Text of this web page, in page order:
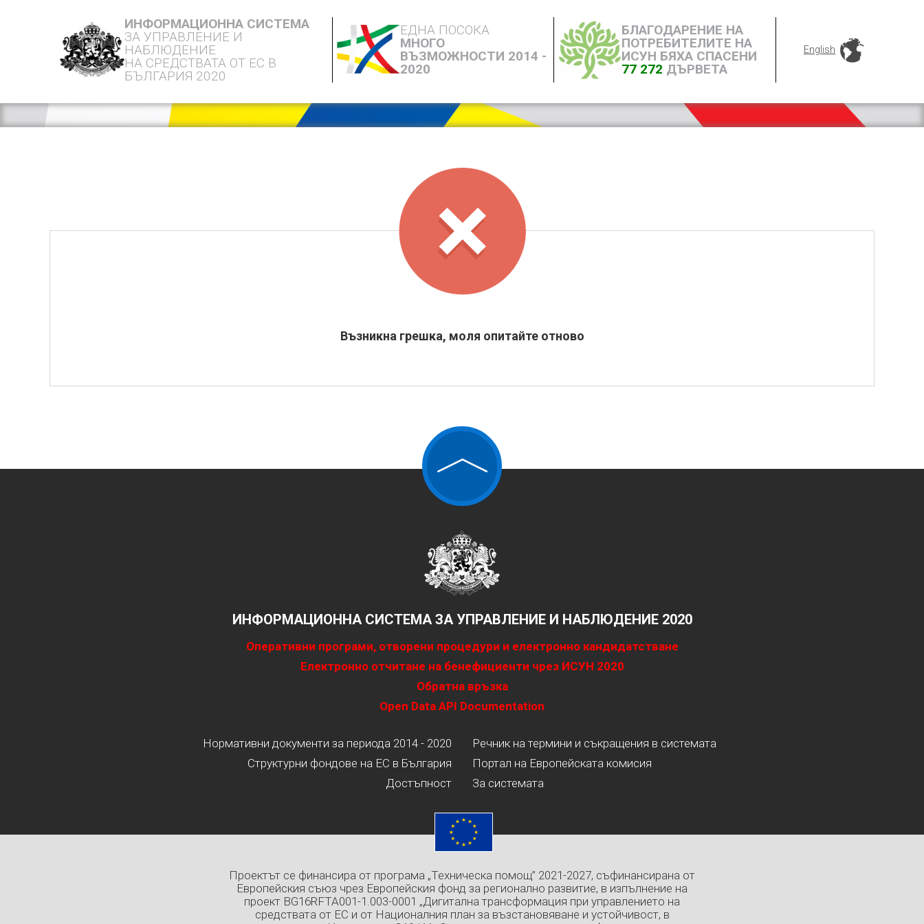
ИНФОРМАЦИОННА СИСТЕМА
ЗА УПРАВЛЕНИЕ И
НАБЛЮДЕНИЕ
НА СРЕДСТВАТА ОТ ЕС В
БЪЛГАРИЯ 2020
ЕДНА ПОСОКА
МНОГО
ВЪЗМОЖНОСТИ 2014 -
2020
БЛАГОДАРЕНИЕ НА
ПОТРЕБИТЕЛИТЕ НА
ИСУН БЯХА СПАСЕНИ
77 272 ДЪРВЕТА
English
Възникна грешка, моля опитайте отново
ИНФОРМАЦИОННА СИСТЕМА ЗА УПРАВЛЕНИЕ И НАБЛЮДЕНИЕ 2020
Оперативни програми, отворени процедури и електронно кандидатстване
Електронно отчитане на бенефициенти чрез ИСУН 2020
Обратна връзка
Open Data API Documentation
Нормативни документи за периода 2014 - 2020
Структурни фондове на ЕС в България
Достъпност
Речник на термини и съкращения в системата
Портал на Европейската комисия
За системата
Проектът се финансира от програма „Техническа помощ” 2021-2027, съфинансирана от
Европейския съюз чрез Европейския фонд за регионално развитие, в изпълнение на
проект BG16RFTA001-1.003-0001 „Дигитална трансформация при управлението на
средствата от ЕС и от Националния план за възстановяване и устойчивост, в